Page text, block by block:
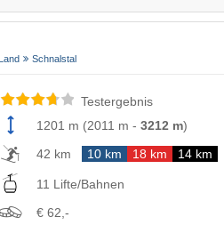
Schnalstal
Testergebnis
1201 m (2011 m - 3212 m)
42 km
10 km 18 km 14 km
11 Lifte/Bahnen
€ 62,-